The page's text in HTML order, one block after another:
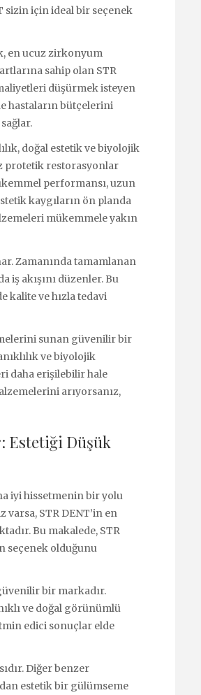
sizin için ideal bir seçenek
en ucuz zirkonyum
sahip olan STR
düşürmek isteyen
hastaların bütçelerini
doğal estetik ve biyolojik
protetik restorasyonlar
performansı, uzun
kaygıların ön planda
mükemmele yakın
Zamanında tamamlanan
akışını düzenler. Bu
kalite ve hızla tedavi
sunan güvenilir bir
ve biyolojik
daha erişilebilir hale
arıyorsanız,
Estetiği Düşük
iyi hissetmenin bir yolu
STR DENT’in en
Bu makalede, STR
seçenek olduğunu
bir markadır.
ve doğal görünümlü
edici sonuçlar elde
Diğer benzer
estetik bir gülümseme